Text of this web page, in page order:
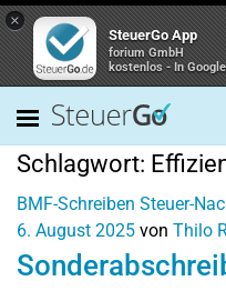
×
SteuerGo App
forium GmbH
kostenlos - In
Schlagwort:
BMF-Schreiben Steuer-
6. August 2025 von Thilo